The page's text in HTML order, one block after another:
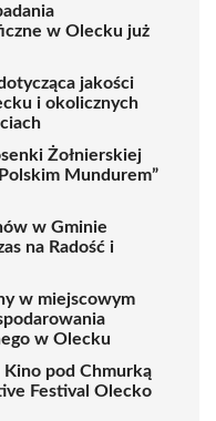
w Olecku już
jakości
i okolicznych
Żołnierskiej
Mundurem”
w Gminie
na Radość i
w miejscowym
w Olecku
pod Chmurką
Festival Olecko